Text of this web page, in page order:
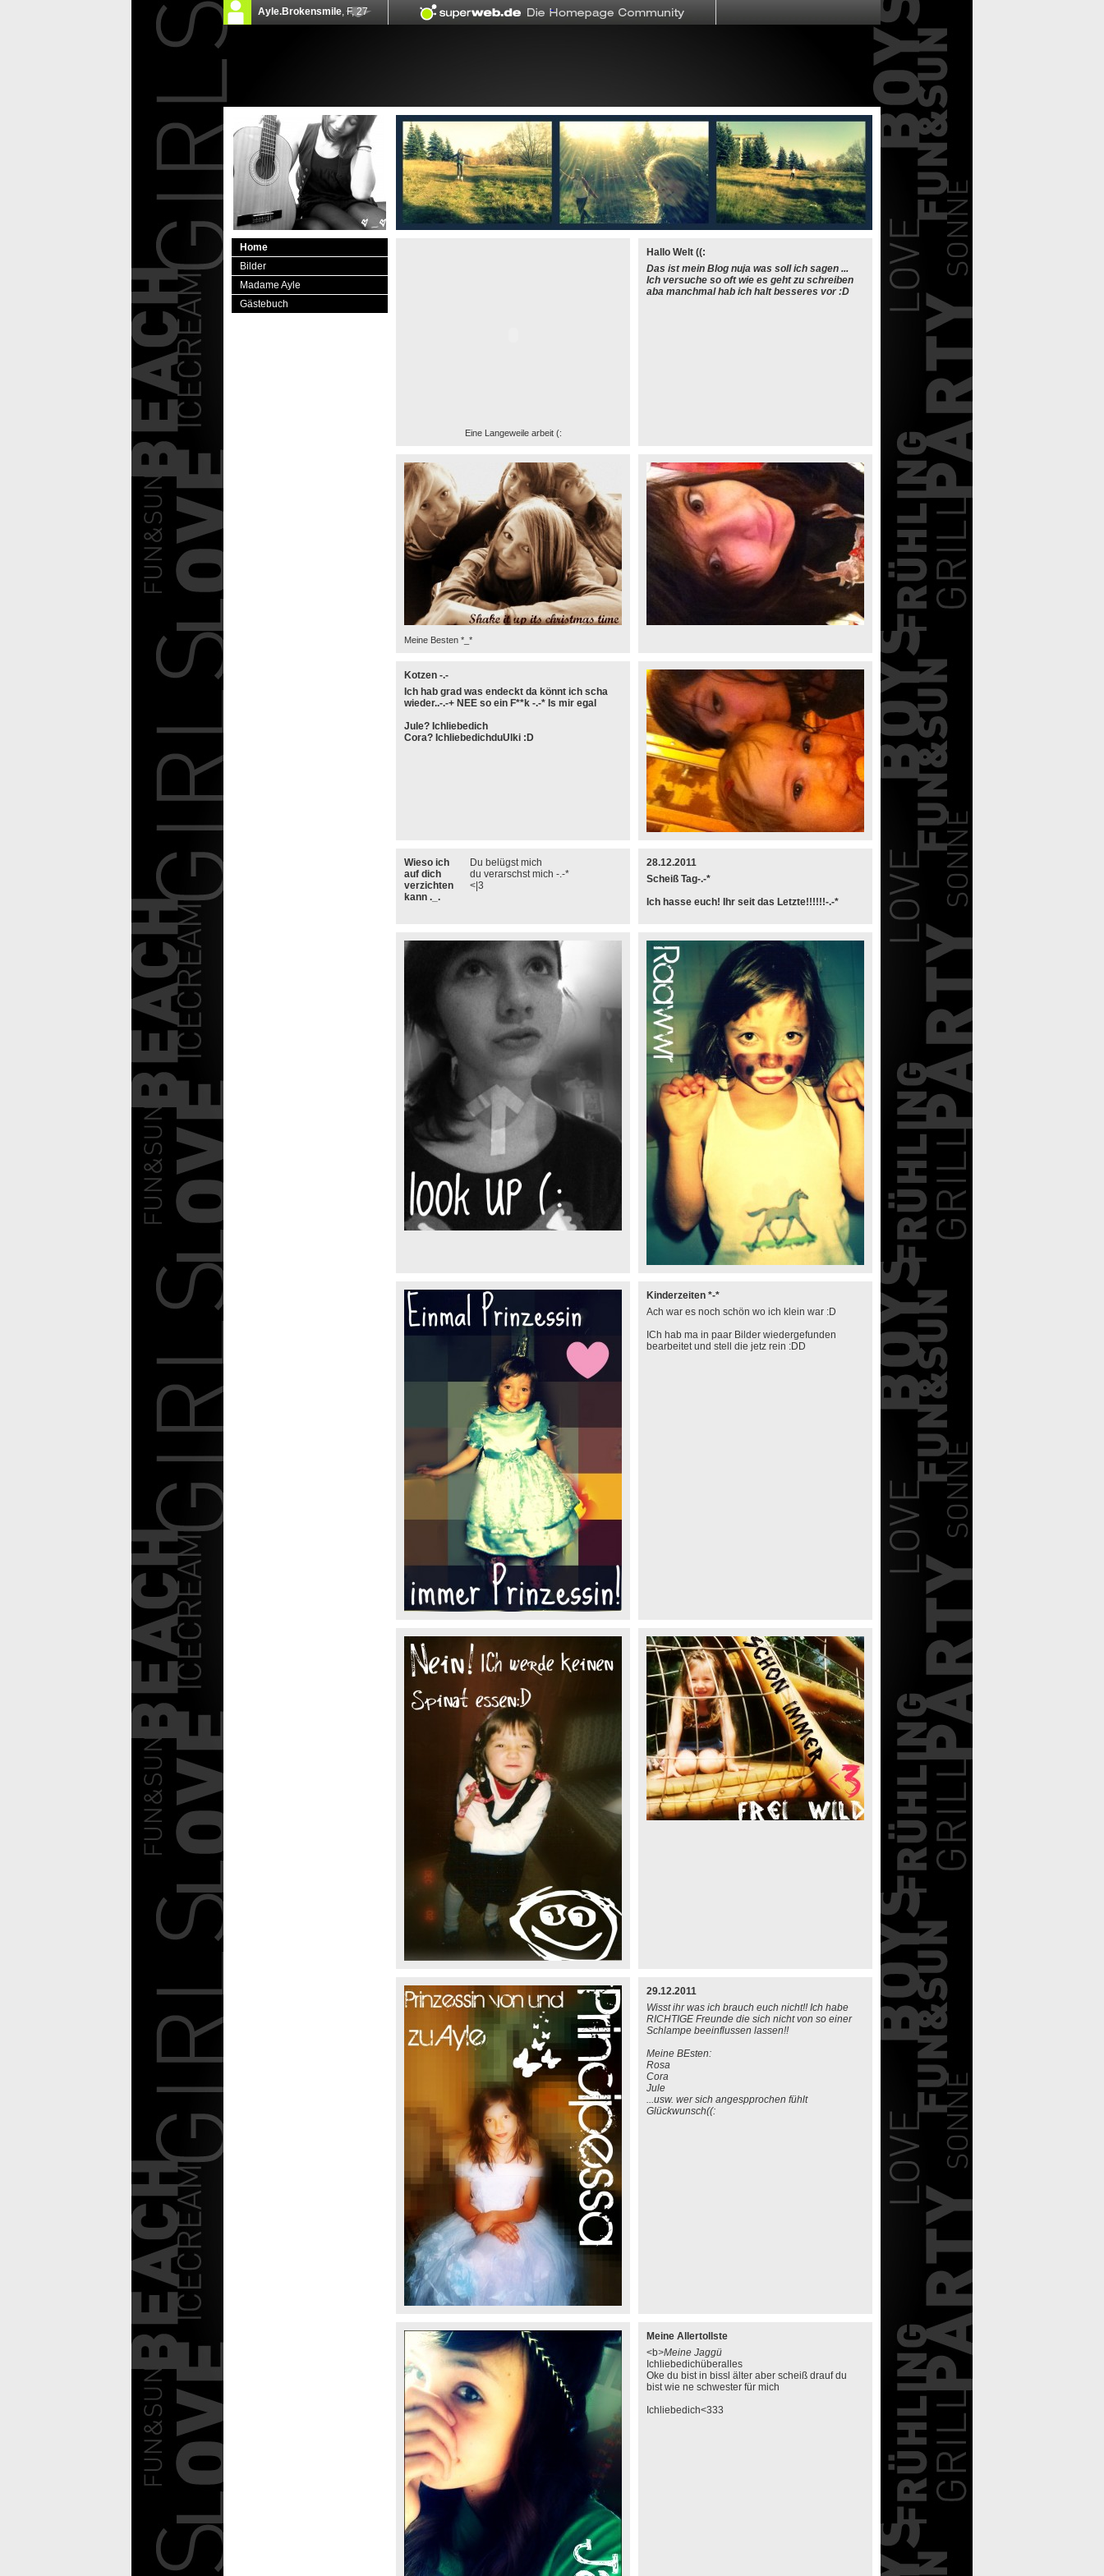
Home
Bilder
Madame Ayle
Gästebuch
Eine Langeweile arbeit (:
Hallo Welt ((:
Das ist mein Blog nuja was soll ich sagen ...
Ich versuche so oft wie es geht zu schreiben
aba manchmal hab ich halt besseres vor :D
Meine Besten *_*
Kotzen -.-
Ich hab grad was endeckt da könnt ich scha
wieder..-.-+ NEE so ein F**k -.-* Is mir egal
Jule? Ichliebedich
Cora? IchliebedichduUlki :D
Wieso ich
auf dich
verzichten
kann ._.
Du belügst mich
du verarschst mich -.-*
<|3
28.12.2011
Scheiß Tag-.-*
Ich hasse euch! Ihr seit das Letzte!!!!!!-.-*
Kinderzeiten *-*
Ach war es noch schön wo ich klein war :D
ICh hab ma in paar Bilder wiedergefunden
bearbeitet und stell die jetz rein :DD
29.12.2011
Wisst ihr was ich brauch euch nicht!! Ich habe
RICHTIGE Freunde die sich nicht von so einer
Schlampe beeinflussen lassen!!
Meine BEsten:
Rosa
Cora
Jule
...usw. wer sich angespprochen fühlt
Glückwunsch((:
Meine Allertollste
<b>Meine Jaggü
Ichliebedichüberalles
Oke du bist in bissl älter aber scheiß drauf du
bist wie ne schwester für mich
Ichliebedich<333